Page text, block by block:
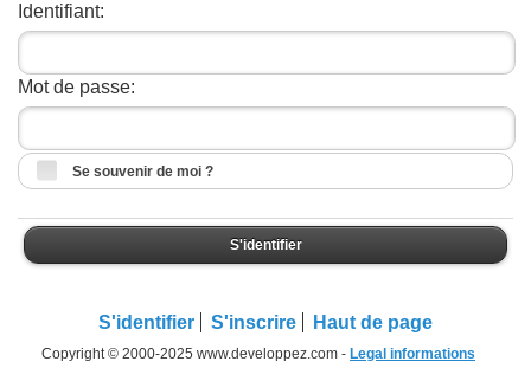
Identifiant:
Mot de passe:
Se souvenir de moi ?
S'identifier
S'identifier S'inscrire Haut de page
Copyright © 2000-2025 www.developpez.com - Legal informations